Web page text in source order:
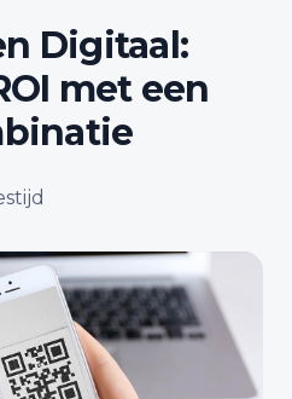
Digitaal:
met een